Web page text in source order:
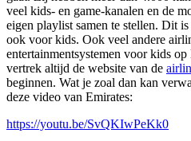
veel kids- en game-kanalen en de
eigen playlist samen te stellen. Dit
ook voor kids. Ook veel andere
entertainmentsystemen voor kids
vertrek altijd de website van de
beginnen. Wat je zoal dan kan
deze video van Emirates:
https://youtu.be/SvQKIwPeKk0